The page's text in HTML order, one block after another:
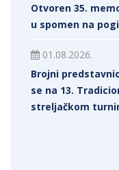
Otvoren 35.
u spomen na
01.08.2026.
Brojni
se na 13.
streljačkom